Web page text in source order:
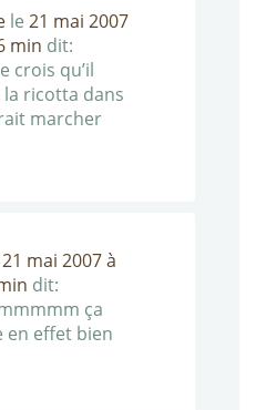
le 21 mai 2007
min dit:
crois qu’il
la ricotta dans
marcher
21 mai 2007 à
dit:
ça
en effet bien